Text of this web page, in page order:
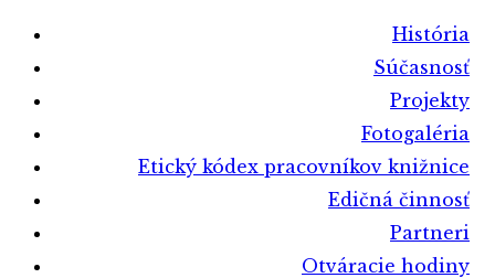
História
Súčasnosť
Projekty
Fotogaléria
Etický kódex pracovníkov knižnice
Edičná činnosť
Partneri
Otváracie hodiny